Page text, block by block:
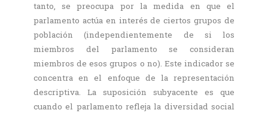
tanto, se preocupa por la medida en que el
parlamento actúa en interés de ciertos grupos de
población (independientemente de si los
miembros del parlamento se consideran
miembros de esos grupos o no). Este indicador se
concentra en el enfoque de la representación
descriptiva. La suposición subyacente es que
cuando el parlamento refleja la diversidad social